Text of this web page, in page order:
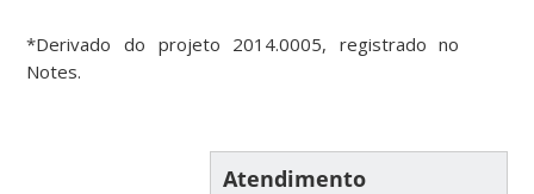
*Derivado do projeto 2014.0005, registrado no
Notes.
Atendimento